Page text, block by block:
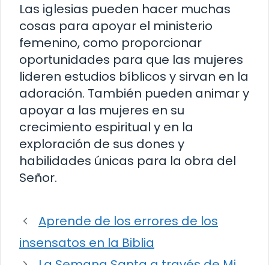
Las iglesias pueden hacer muchas
cosas para apoyar el ministerio
femenino, como proporcionar
oportunidades para que las mujeres
lideren estudios bíblicos y sirvan en la
adoración. También pueden animar y
apoyar a las mujeres en su
crecimiento espiritual y en la
exploración de sus dones y
habilidades únicas para la obra del
Señor.
Aprende de los errores de los
insensatos en la Biblia